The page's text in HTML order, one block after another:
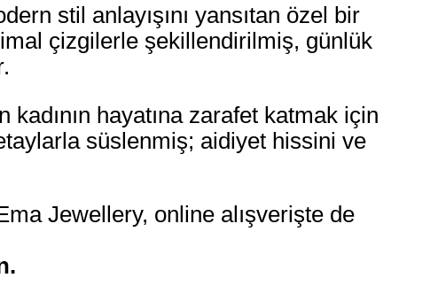
stil anlayışını yansıtan özel bir
çizgilerle şekillendirilmiş, günlük
hayatına zarafet katmak için
süslenmiş; aidiyet hissini ve
Jewellery, online alışverişte de